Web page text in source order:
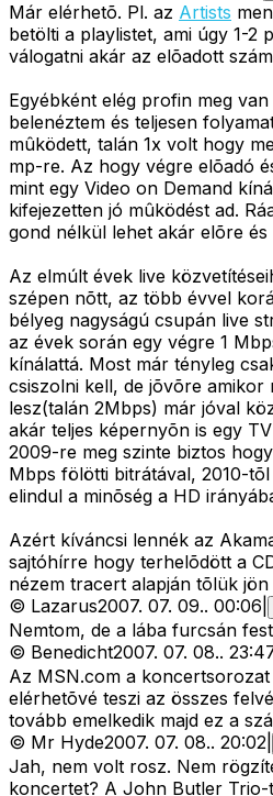
Már elérhetõ. Pl. az Artists
betölti a playlistet, ami úgy 1-2
válogatni akár az elõadott
Egyébként elég profin meg
belenéztem és teljesen
mûködett, talán 1x volt hogy
mp-re. Az hogy végre elõadó
mint egy Video on Demand
kifejezetten jó mûködést ad.
gond nélkül lehet akár elõre és
Az elmúlt évek live
szépen nõtt, az több évvel
bélyeg nagyságú csupán live
az évek során egy végre 1
kínálattá. Most már tényleg
csiszolni kell, de jõvõre amikor
lesz(talán 2Mbps) már jóval
akár teljes képernyõn is egy
2009-re meg szinte biztos
Mbps fölötti bitrátával, 2010-
elindul a minõség a HD
Azért kíváncsi lennék az
sajtóhírre hogy terhelõdött a
nézem tracert alapján tõlük jön
© Lazarus2007. 07. 09.. 00:06
Nemtom, de a lába furcsán fest
© Benedicht2007. 07. 08..
Az MSN.com a
elérhetõvé teszi az összes
tovább emelkedik majd ez a
© Mr Hyde2007. 07. 08.. 20:02
Jah, nem volt rosz. Nem
koncertet? A John Butler Trio-